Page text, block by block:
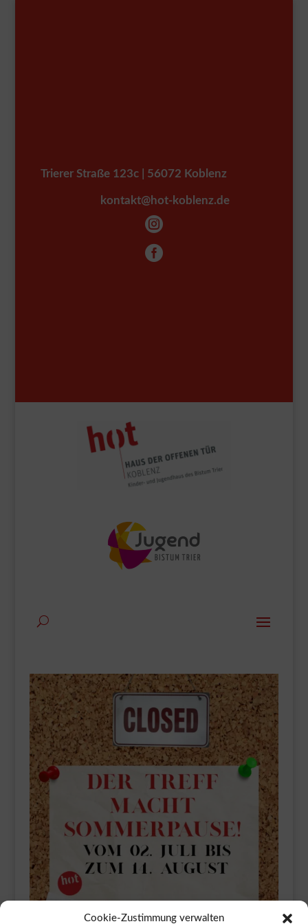
Cookie-Zustimmung verwalten
Trierer Straße 123c | 56072 Koblenz
kontakt@hot-koblenz.de

